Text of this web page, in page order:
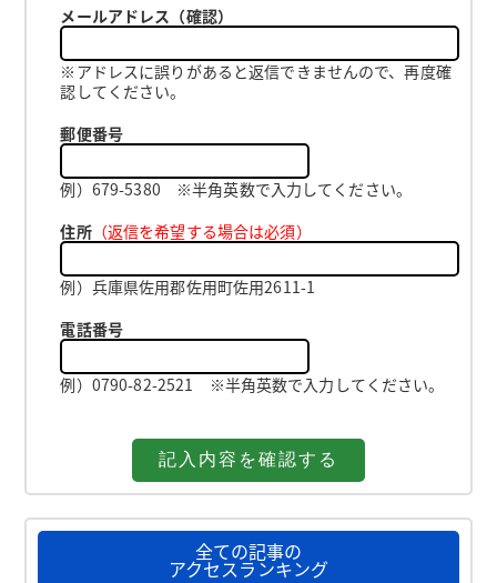
メールアドレス（確認）
※アドレスに誤りがあると返信できませんので、再度確
認してください。
郵便番号
例）679-5380 ※半角英数で入力してください。
住所（返信を希望する場合は必須）
例）兵庫県佐用郡佐用町佐用2611-1
電話番号
例）0790-82-2521 ※半角英数で入力してください。
全ての記事の
アクセスランキング